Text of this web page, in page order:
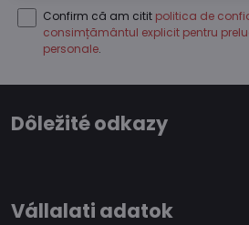
Confirm că am citit politica de
consimțământul explicit pentru
personale.
Dôležité odkazy
Vállalati adatok